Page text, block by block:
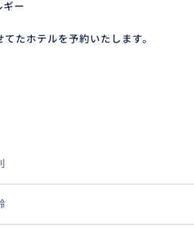
ギー
たホテルを予約いたします。